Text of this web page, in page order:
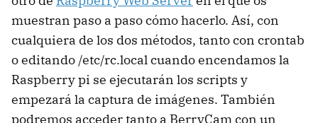
muestran paso a paso cómo hacerlo. Así, con
cualquiera de los dos métodos, tanto con crontab
o editando /etc/rc.local cuando encendamos la
Raspberry pi se ejecutarán los scripts y
empezará la captura de imágenes. También
podremos acceder tanto a BerryCam con un